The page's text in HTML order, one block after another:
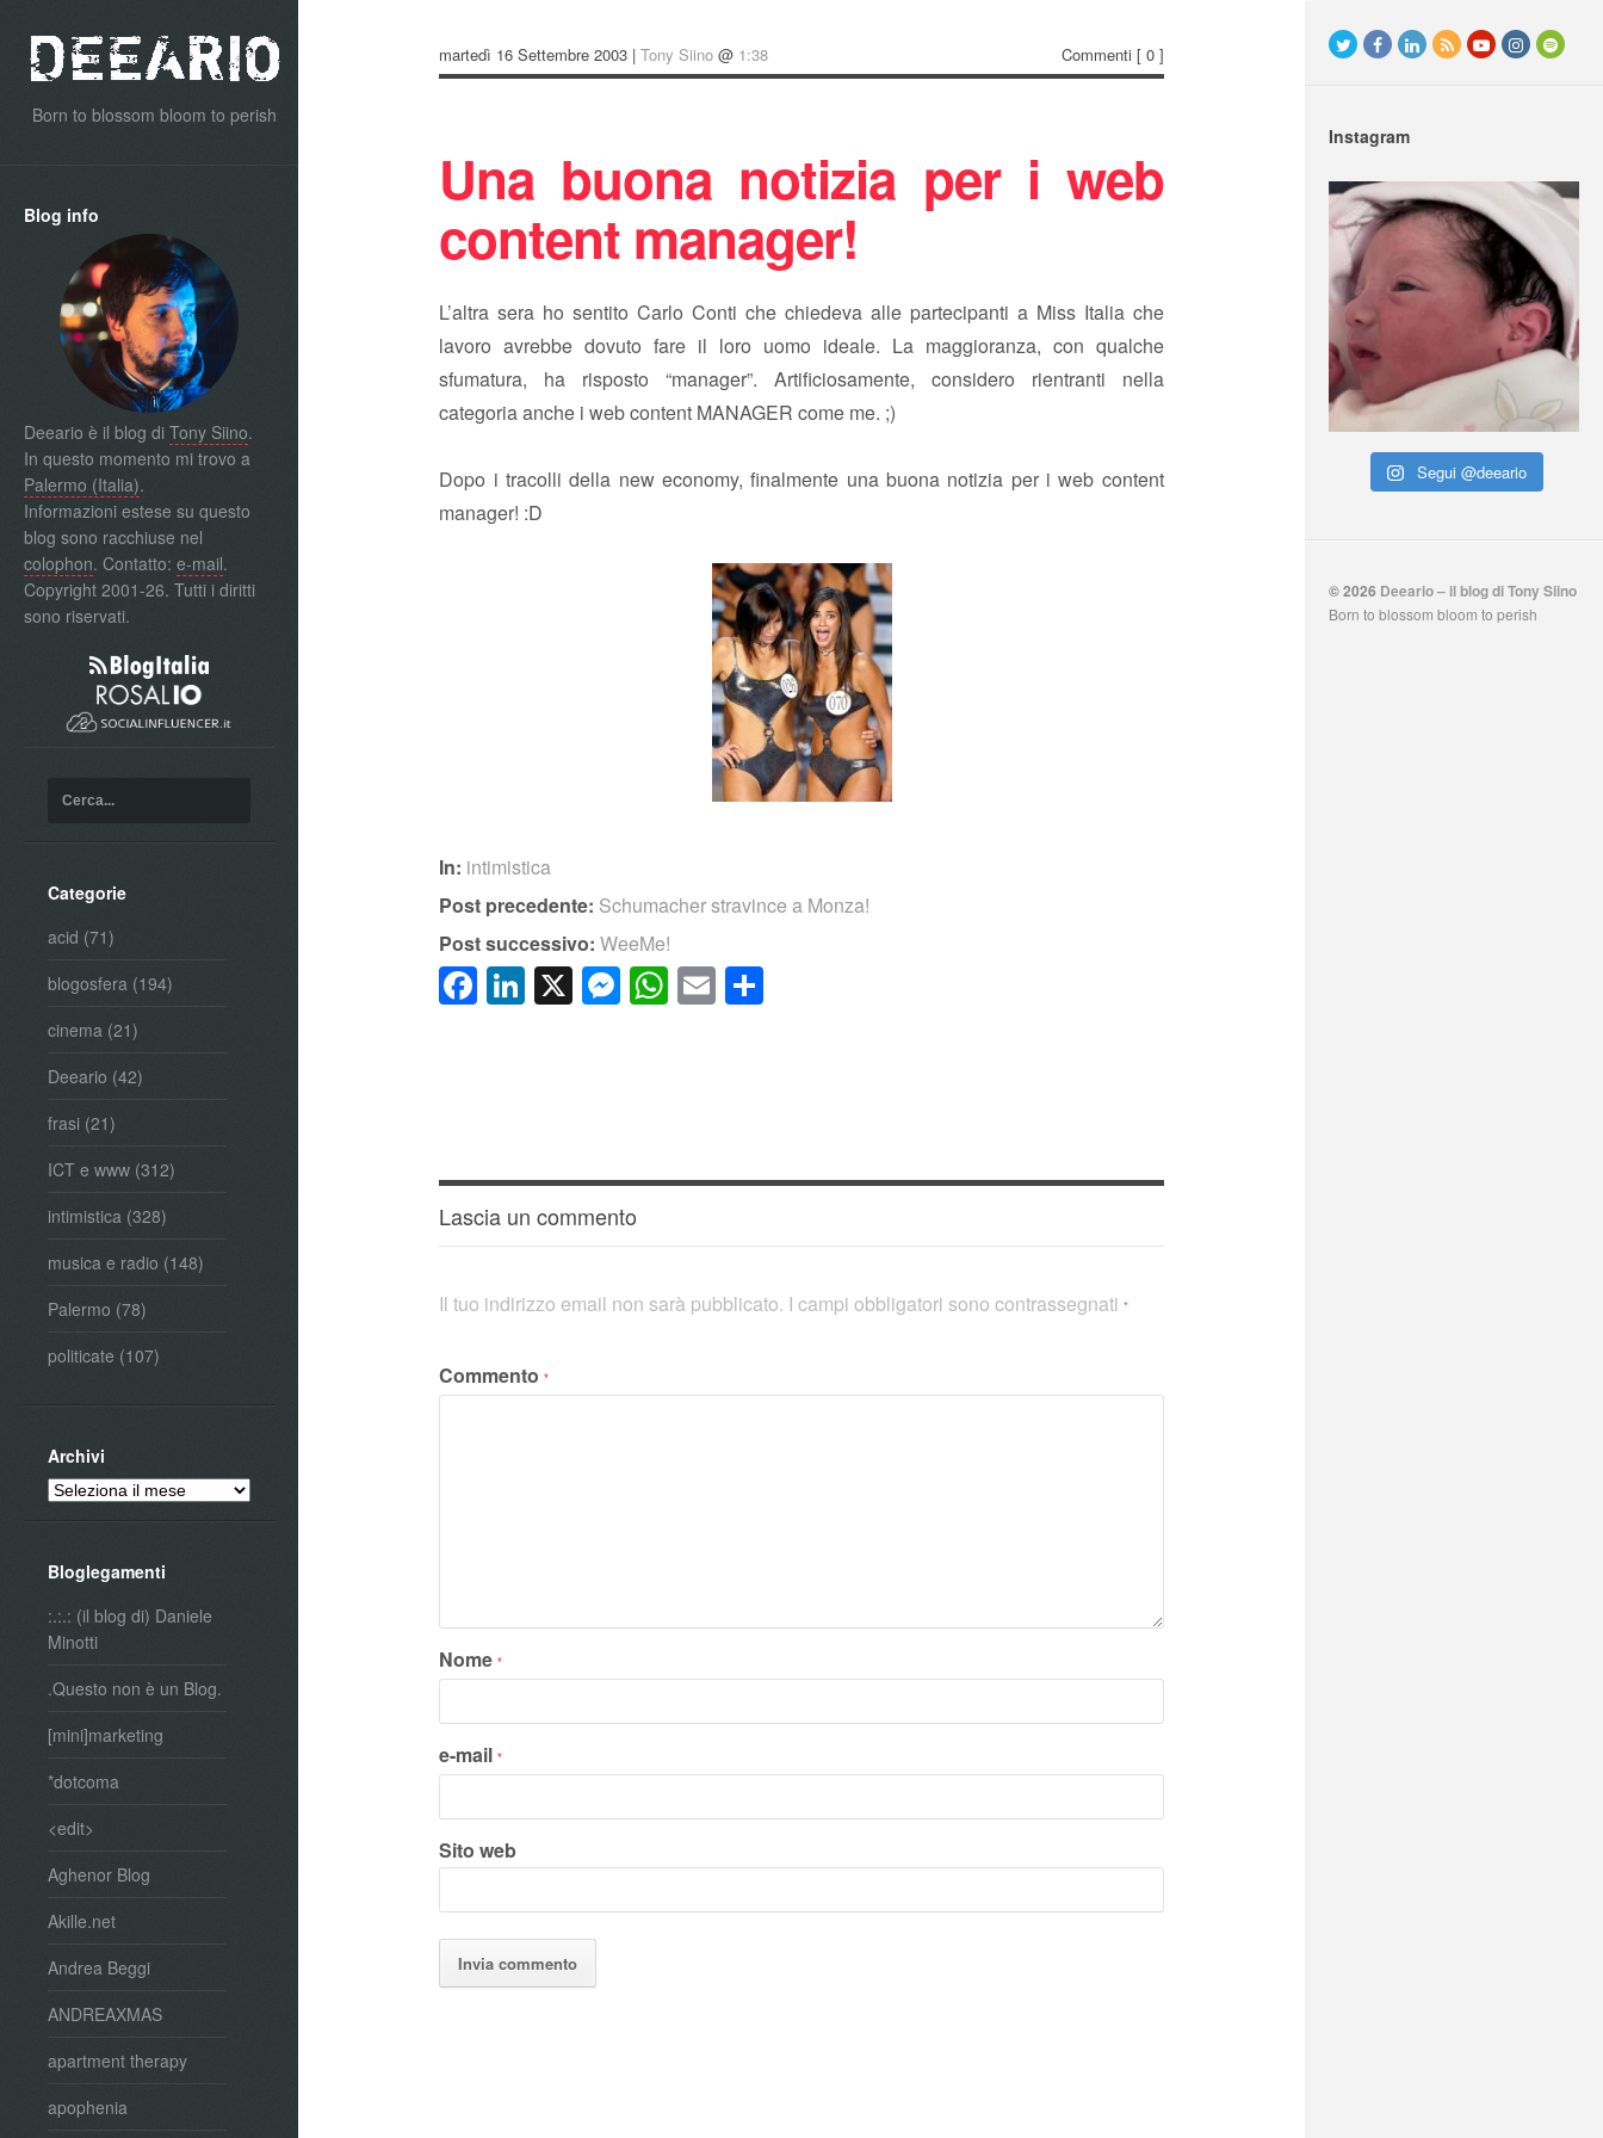
Born to blossom bloom to perish
Blog info
Deeario è il blog di Tony Siino.
In questo momento mi trovo a
Palermo (Italia).
Informazioni estese su questo
blog sono racchiuse nel
colophon. Contatto: e-mail.
Copyright 2001-26. Tutti i diritti
sono riservati.
Categorie
acid (71)
blogosfera (194)
cinema (21)
Deeario (42)
frasi (21)
ICT e www (312)
intimistica (328)
musica e radio (148)
Palermo (78)
politicate (107)
Archivi
Archivi
Bloglegamenti
:.:.: (il blog di) Daniele
Minotti
.Questo non è un Blog.
[mini]marketing
*dotcoma
<edit>
Aghenor Blog
Akille.net
Andrea Beggi
ANDREAXMAS
apartment therapy
apophenia
martedì 16 Settembre 2003 |Tony Siino @ 1:38 Commenti [ 0 ]
Una buona notizia per i web
content manager!
L’altra sera ho sentito Carlo Conti che chiedeva alle partecipanti a Miss Italia che
lavoro avrebbe dovuto fare il loro uomo ideale. La maggioranza, con qualche
sfumatura, ha risposto “manager”. Artificiosamente, considero rientranti nella
categoria anche i web content MANAGER come me. ;)
Dopo i tracolli della new economy, finalmente una buona notizia per i web content
manager! :D
In: intimistica
Post precedente: Schumacher stravince a Monza!
Post successivo:WeeMe!
Facebook
LinkedIn
X Messenger
WhatsApp
Email
Lascia un commento
Il tuo indirizzo email non sarà pubblicato. I campi obbligatori sono contrassegnati*
Commento*
Nome*
e-mail*
Sito web
Instagram
Segui @deeario
© 2026 Deeario – il blog di Tony Siino
Born to blossom bloom to perish